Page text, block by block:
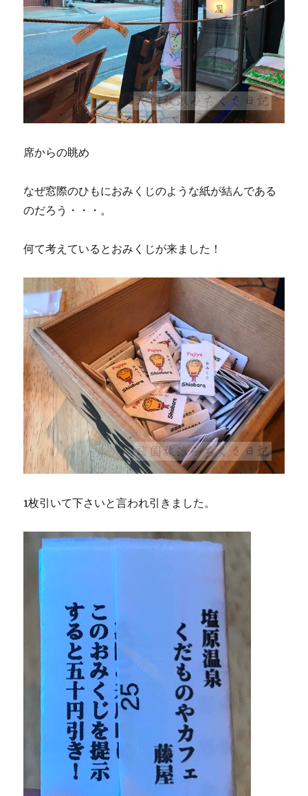
席からの眺め
なぜ窓際のひもにおみくじのような紙が結んである
のだろう・・・。
何て考えているとおみくじが来ました！
1枚引いて下さいと言われ引きました。